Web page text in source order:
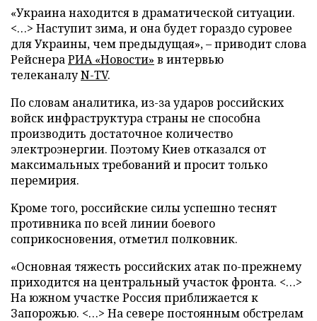
«Украина находится в драматической ситуации.
<…> Наступит зима, и она будет гораздо суровее
для Украины, чем предыдущая», – приводит слова
РейснераРИА «Новости» в интервью
телеканалуN-TV.
По словам аналитика, из-за ударов российских
войск инфраструктура страны не способна
производить достаточное количество
электроэнергии. Поэтому Киев отказался от
максимальных требований и просит только
перемирия.
Кроме того, российские силы успешно теснят
противника по всей линии боевого
соприкосновения, отметил полковник.
«Основная тяжесть российских атак по-прежнему
приходится на центральный участок фронта. <…>
На южном участке Россия приближается к
Запорожью. <…> На севере постоянным обстрелам